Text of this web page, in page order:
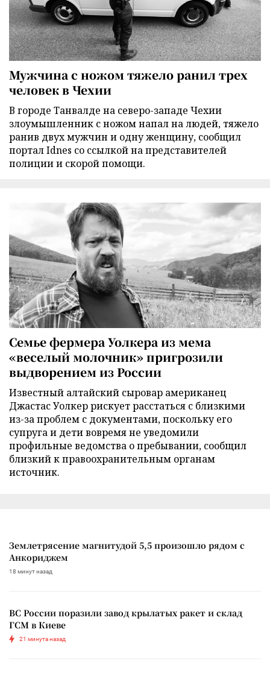
Мужчина с ножом тяжело ранил трех
человек в Чехии
В городе Танвалде на северо-западе Чехии
злоумышленник с ножом напал на людей, тяжело
ранив двух мужчин и одну женщину, сообщил
портал Idnes со ссылкой на представителей
полиции и скорой помощи.
Семье фермера Уолкера из мема
«веселый молочник» пригрозили
выдворением из России
Известный алтайский сыровар американец
Джастас Уолкер рискует расстаться с близкими
из-за проблем с документами, поскольку его
супруга и дети вовремя не уведомили
профильные ведомства о пребывании, сообщил
близкий к правоохранительным органам
источник.
Землетрясение магнитудой 5,5 произошло рядом с
Анкориджем
18 минут назад
ВС России поразили завод крылатых ракет и склад
ГСМ в Киеве
21 минута назад